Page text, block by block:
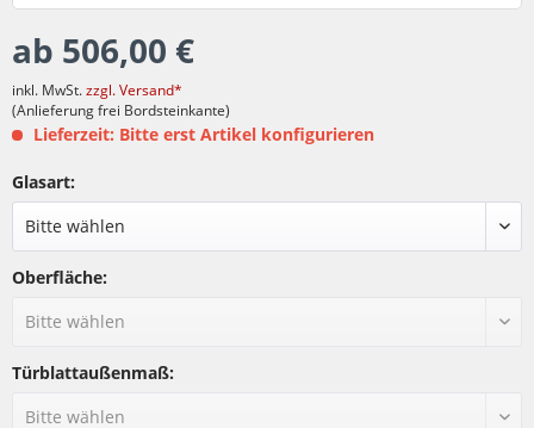
ab 506,00 €
inkl. MwSt.zzgl. Versand*
(Anlieferung frei Bordsteinkante)
Lieferzeit: Bitte erst Artikel konfigurieren
Glasart:
Oberfläche:
Türblattaußenmaß: